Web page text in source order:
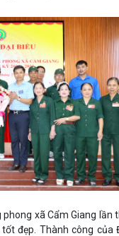
xã Cẩm Giang lần
đẹp. Thành công của